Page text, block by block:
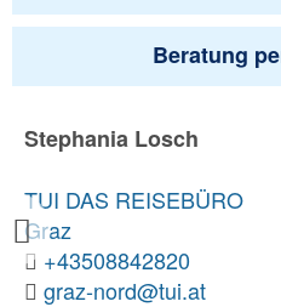
Beratung
Previous
Stephania Losch
TUI DAS REISEBÜRO
Graz
+43508842820
graz-nord@tui.at